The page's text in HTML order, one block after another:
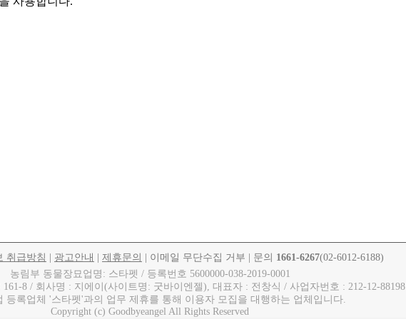
취급방침 광고안내 제휴문의 | 이메일 무단수집 거부 | 문의 1661-6267(02-6012-6188)
농림부 동물장묘업명: 스타펫 / 등록번호 5600000-038-2019-0001
8 / 회사명 : 지에이(사이트명: 굿바이엔젤), 대표자 : 전창식 / 사업자번호 : 212-12-88198
등록업체 '스타펫'과의 업무 제휴를 통해 이용자 모집을 대행하는 업체입니다.
Copyright (c) Goodbyeangel All Rights Reserved